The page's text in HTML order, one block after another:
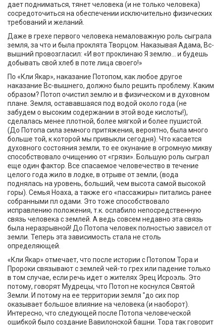
дает подниматься, тянет человека (и не только человека)
сосредоточиться на обеспечении исключительно физических
требований и желаний.
Даже в грехе первого человека немаловажную роль сыграла
земля, за что и была проклята Творцом. Наказывая Адама, Вс-
вышний провозгласил: «И вот проклинаю Я землю... и будешь
добывать свой хлеб в поте лица своего!»
По «Кли Якар», наказание Потопом, как любое другое
наказание Вс-вышнего, должно было решить проблему. Каким
образом? Потоп очистил землю и в физическом и в духовном
плане. Земля, остававшаяся под водой около года (не
забудем о высоким содержании в этой воде кислоты!),
сделалась менее плотной, более мягкой и более пушистой.
(До Потопа сила земного притяжения, вероятно, была много
больше той, к которой мы привыкли сегодня). Что касается
духовного состояния земли, то ее окунание в огромную микву
способствовало очищению от «грязи». Большую роль сыграл
еще один фактор. Все спасаемое человечество в течение
целого года жило в лодке, в отрыве от земли, (вода
поднялась на уровень, больший, чем высота самой высокой
горы). Семья Ноаха, а также его «пассажиры» питались ранее
собранными пл одами. Это тоже способствовало
исправлению положения, т.к. ослабило непосредственную
связь человека с землей. А ведь совсем недавно эта связь
была неразрывной! До Потопа человек полностью зависел от
земли. Теперь эта зависимость стала не столь
определяющей.
«Кли Якар» отмечает, что после истории с Потопом Тора и
Пророки связывают с землей чей-то грех или падение только
в том случае, если речь идет о жителях Эрец Исроэль. Это
потому, говорят Мудрецы, что Потоп не коснулся Святой
Земли. И потому на ее территории земля "до сих пор
оказывает большое влияние на человека (и наоборот).
Интересно, что следующей после Потопа человеческой
ошибкой было создание Вавилонской башни. Тора так говорит